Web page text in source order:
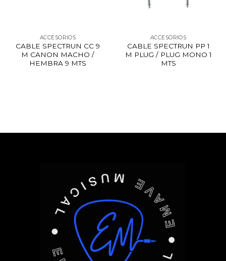
ACCESORIOS
CABLE SPECTRUN CC 9
M CANON MACHO /
HEMBRA 9 MTS
ACCESORIOS
CABLE SPECTRUN PP 1
M PLUG / PLUG MONO 1
MTS